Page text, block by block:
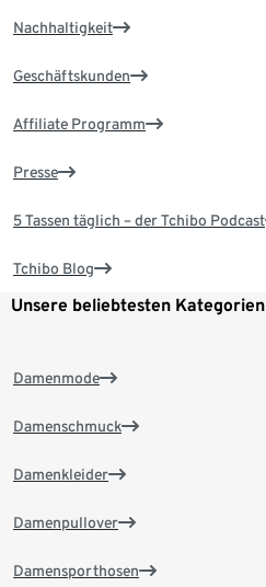
Nachhaltigkeit
Geschäftskunden
Affiliate Programm
Presse
5 Tassen täglich – der Tchibo Podcast
Tchibo Blog
Unsere beliebtesten Kategorien
Damenmode
Damenschmuck
Damenkleider
Damenpullover
Damensporthosen